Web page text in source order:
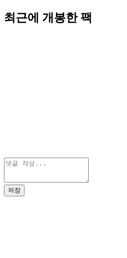
최근에 개봉한 팩
저장